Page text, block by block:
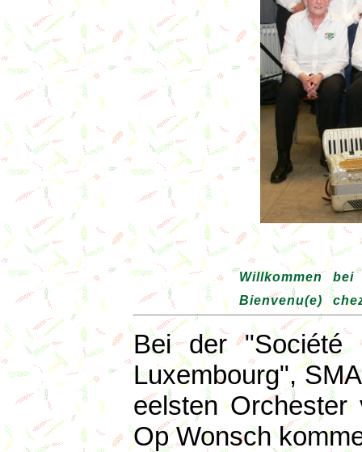
Willkommen
Bienvenu(e)
Bei der "Société
Luxembourg",
eelsten
Op Wonsch